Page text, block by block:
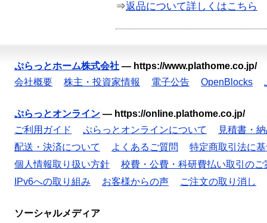
⇒返品について詳しくはこちら
ぷらっとホーム株式会社 — https://www.plathome.co.jp/
会社概要
株主・投資家情報 電子公告 OpenBlocks
ぷらっとオンライン — https://online.plathome.co.jp/
ご利用ガイド
ぷらっとオンラインについて
見積書・
配送・決済について
よくあるご質問
特定商取引法に
個人情報取り扱い方針
校費・公費・科研費払い取引のご
IPv6への取り組み
お客様からの声 ご注文の取り消し
ソーシャルメディア